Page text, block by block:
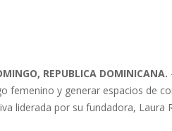
REPUBLICA DOMINICANA.
femenino y generar espacios de
liderada por su fundadora, Laura